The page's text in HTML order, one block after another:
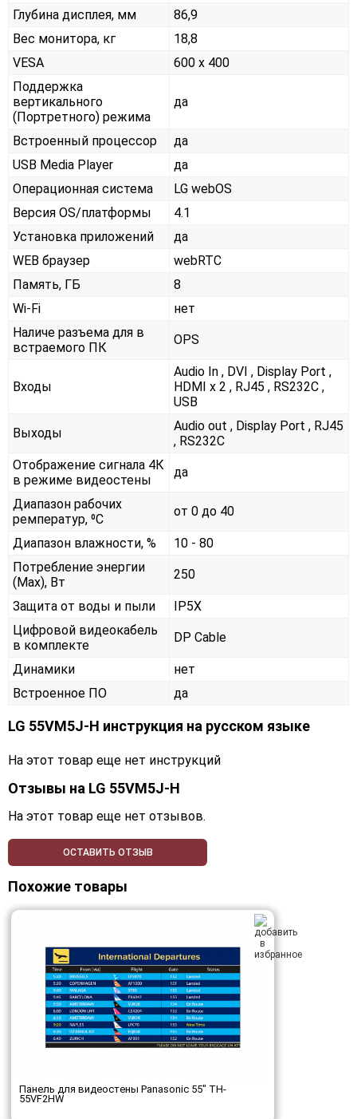
Глубина дисплея, мм
86,9
Вес монитора, кг
18,8
VESA
600 x 400
Поддержка
вертикального
(Портретного) режима
да
Встроенный процессор
да
USB Media Player
да
Операционная система
LG webOS
Версия OS/платформы
4.1
Установка приложений
да
WEB браузер
webRTC
Память, ГБ
8
Wi-Fi
нет
Наличе разъема для в
встраемого ПК
OPS
Входы
Audio In , DVI , Display Port ,
HDMI x 2 , RJ45 , RS232С ,
USB
Выходы
Audio out , Display Port , RJ45
, RS232С
Отображение сигнала 4К
в режиме видеостены
да
Диапазон рабочих
ремператур, ⁰С
от 0 до 40
Диапазон влажности, %
10 - 80
Потребление энергии
(Max), Вт
250
Защита от воды и пыли
IP5X
Цифровой видеокабель
в комплекте
DP Cable
Динамики
нет
Встроенное ПО
да
LG 55VM5J-H инструкция на русском языке
На этот товар еще нет инструкций
Отзывы на LG 55VM5J-H
На этот товар еще нет отзывов.
ОСТАВИТЬ ОТЗЫВ
Похожие товары
Панель для видеостены Panasonic 55" TH-
55VF2HW